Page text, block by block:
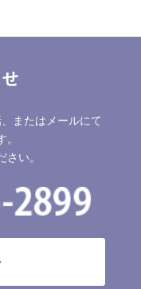
またはメールにて
い。